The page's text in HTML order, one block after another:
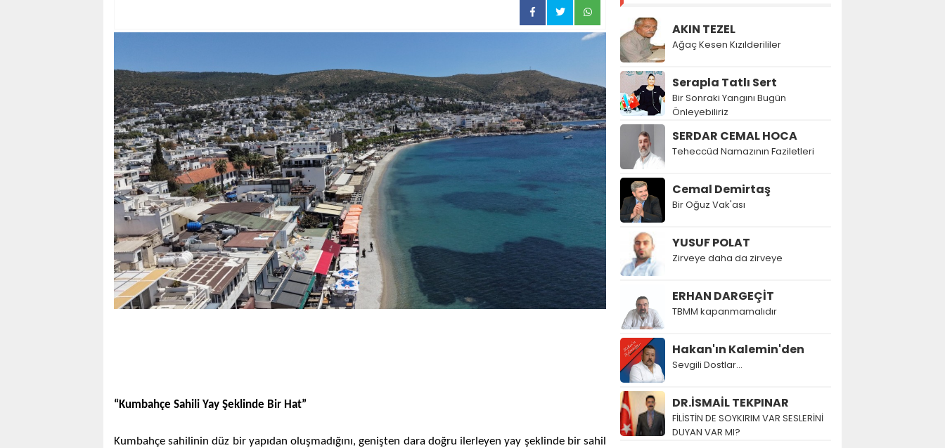
“Kumbahçe Sahili Yay Şeklinde Bir Hat”
Kumbahçe sahilinin düz bir yapıdan oluşmadığını, genişten dara doğru ilerleyen yay şeklinde bir sahil
AKIN TEZEL
Ağaç Kesen Kızılderililer
Serapla Tatlı Sert
Bir Sonraki Yangını Bugün
Önleyebiliriz
SERDAR CEMAL HOCA
Teheccüd Namazının Faziletleri
Cemal Demirtaş
Bir Oğuz Vak'ası
YUSUF POLAT
Zirveye daha da zirveye
ERHAN DARGEÇİT
TBMM kapanmamalıdır
Hakan'ın Kalemin'den
Sevgili Dostlar...
DR.İSMAİL TEKPINAR
FİLİSTİN DE SOYKIRIM VAR SESLERİNİ
DUYAN VAR MI?